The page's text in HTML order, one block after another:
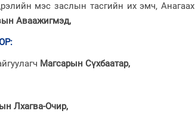
мэс заслын тасгийн их эмч,
Аваажигмэд,
:
Магсарын Сүхбаатар,
Лхагва-Очир,